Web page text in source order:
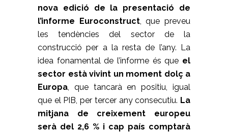
nova edició de la presentació de
l’informe Euroconstruct, que preveu
les tendències del sector de la
construcció per a la resta de l’any. La
idea fonamental de l’informe és que el
sector està vivint un moment dolç a
Europa, que tancarà en positiu, igual
que el PIB, per tercer any consecutiu. La
mitjana de creixement europeu
serà del 2,6 % i cap país comptarà